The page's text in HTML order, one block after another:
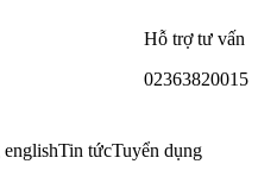
Hỗ trợ tư vấn
02363820015
Tin tứcTuyển dụng